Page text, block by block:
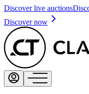
Discover live auctions
Discover now